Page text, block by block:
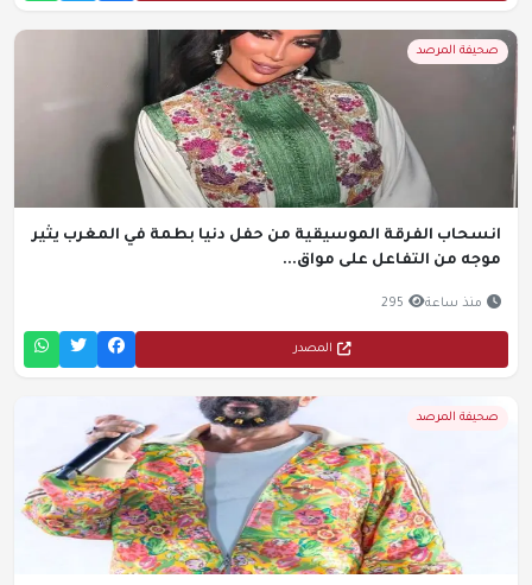
صحيفة المرصد
الفرقة الموسيقية من حفل دنيا بطمة في المغرب يثير
من التفاعل على مواق...
منذ ساعة 295
المصدر
صحيفة المرصد